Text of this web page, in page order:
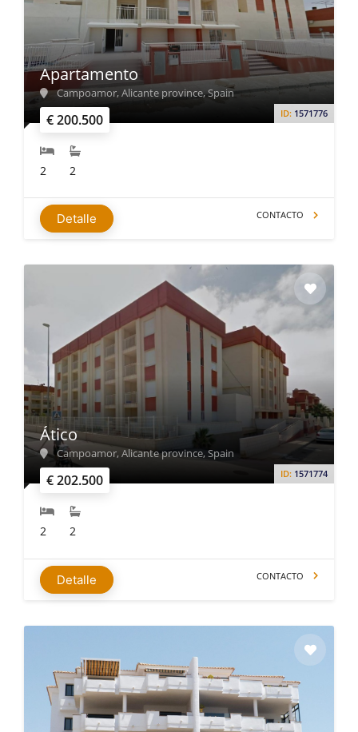
€ 200.500 ID: 1571776
Apartamento
Campoamor, Alicante province, Spain
2 2
Detalle CONTACTO
€ 202.500 ID: 1571774
Ático
Campoamor, Alicante province, Spain
2 2
Detalle CONTACTO